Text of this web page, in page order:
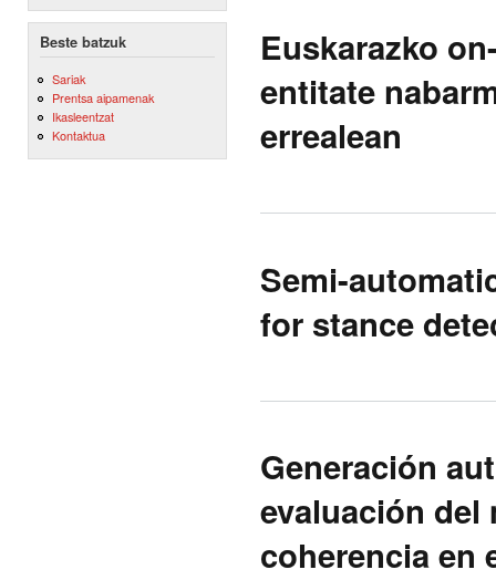
Beste batzuk
Sariak
Prentsa aipamenak
Ikasleentzat
Kontaktua
Euskarazko
entitate
errealean
Semi-
for stance
Generación
evaluación del
coherencia en